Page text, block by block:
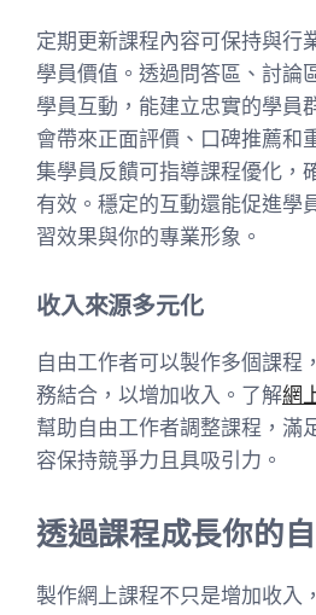
定期更新課程內容可保持與行
學員價值。透過問答區、討論
學員互動，能建立忠實的學員
會帶來正面評價、口碑推薦和
集學員反饋可指導課程優化，
有效。穩定的互動還能促進學
習效果與你的專業形象。
收入來源多元化
自由工作者可以製作多個課程
務結合，以增加收入。了解網
幫助自由工作者調整課程，滿
容保持競爭力且具吸引力。
透過課程成長你的
製作網上課程不只是增加收入